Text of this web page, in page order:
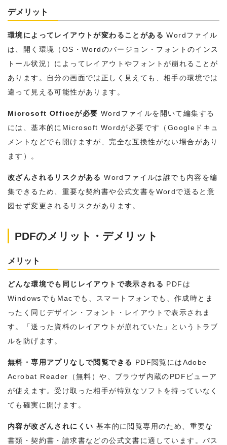
デメリット
環境によってレイアウトが変わることがある Wordファイル
は、開く環境（OS・Wordのバージョン・フォントのインス
トール状況）によってレイアウトやフォントが崩れることが
あります。自分の画面では正しく見えても、相手の環境では
違って見える可能性があります。
Microsoft Officeが必要 Wordファイルを開いて編集する
には、基本的にMicrosoft Wordが必要です（Googleドキュ
メントなどでも開けますが、完全な互換性がない場合があり
ます）。
改ざんされるリスクがある Wordファイルは誰でも内容を編
集できるため、重要な契約書や公式文書をWordで送ると意
図せず変更されるリスクがあります。
PDFのメリット・デメリット
メリット
どんな環境でも同じレイアウトで表示される PDFは
WindowsでもMacでも、スマートフォンでも、作成時とま
ったく同じデザイン・フォント・レイアウトで表示されま
す。「送った資料のレイアウトが崩れていた」というトラブ
ルを防げます。
無料・専用アプリなしで閲覧できる PDF閲覧にはAdobe
Acrobat Reader（無料）や、ブラウザ内蔵のPDFビューア
が使えます。受け取った相手が特別なソフトを持っていなく
ても確実に開けます。
内容が改ざんされにくい 基本的に閲覧専用のため、重要な
書類・契約書・請求書などの公式文書に適しています。パス